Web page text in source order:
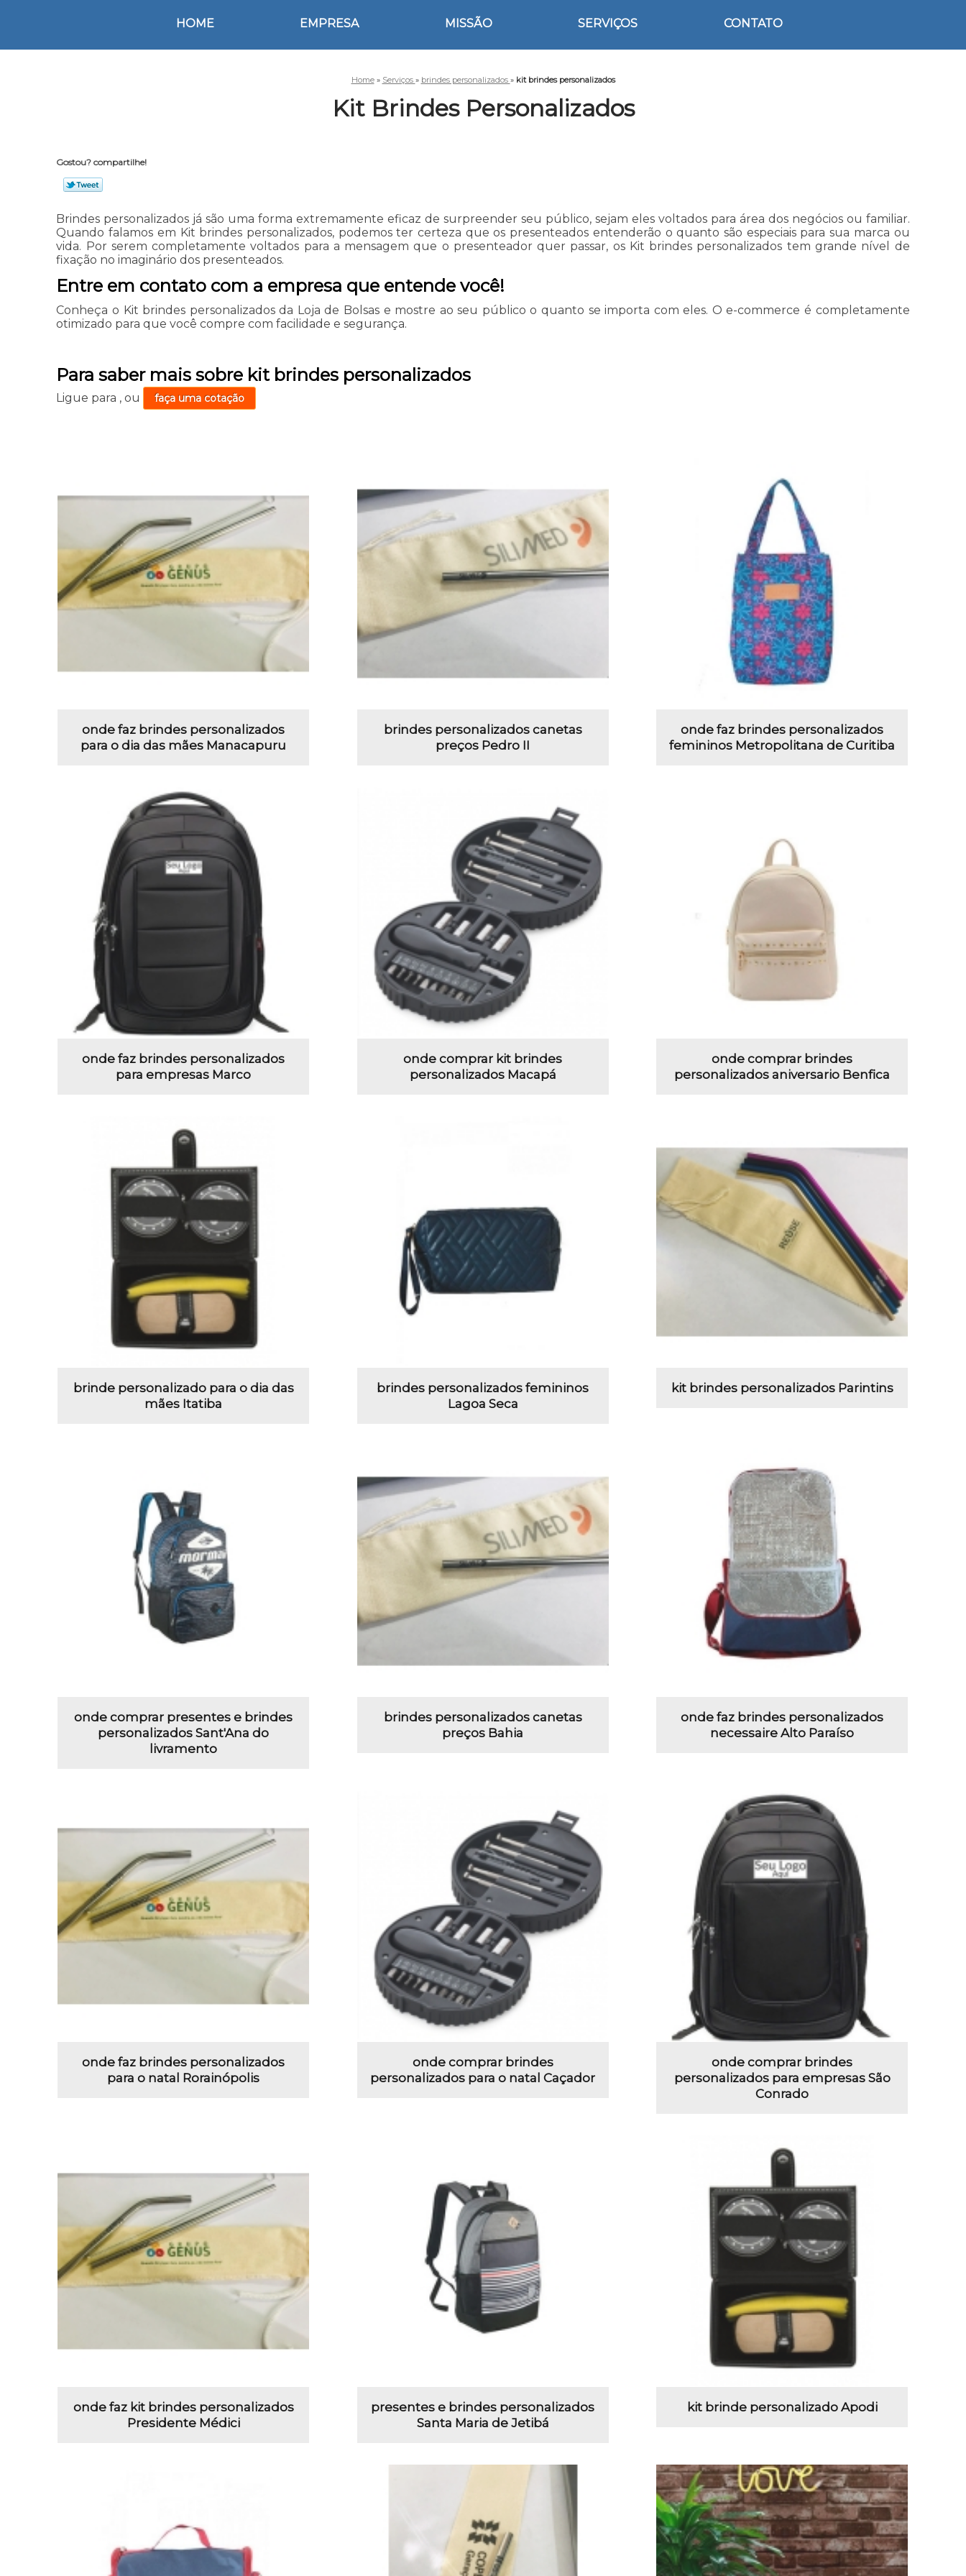
HOME EMPRESA MISSÃO SERVIÇOS CONTATO
Home » Serviços » brindes personalizados » kit brindes personalizados
Kit Brindes Personalizados
Gostou? compartilhe!
Brindes personalizados já são uma forma extremamente eficaz de surpreender seu público, sejam eles voltados para área dos negócios ou familiar.
Quando falamos em Kit brindes personalizados, podemos ter certeza que os presenteados entenderão o quanto são especiais para sua marca ou
vida. Por serem completamente voltados para a mensagem que o presenteador quer passar, os Kit brindes personalizados tem grande nível de
fixação no imaginário dos presenteados.
Entre em contato com a empresa que entende você!
Conheça o Kit brindes personalizados da Loja de Bolsas e mostre ao seu público o quanto se importa com eles. O e-commerce é completamente
otimizado para que você compre com facilidade e segurança.
Para saber mais sobre kit brindes personalizados
Ligue para ,ou faça uma cotação
onde faz brindes personalizados
para o dia das mães Manacapuru
brindes personalizados canetas
preços Pedro II
onde faz brindes personalizados
femininos Metropolitana de Curitiba
onde faz brindes personalizados
para empresas Marco
onde comprar kit brindes
personalizados Macapá
onde comprar brindes
personalizados aniversario Benfica
brinde personalizado para o dia das
mães Itatiba
brindes personalizados femininos
Lagoa Seca
kit brindes personalizados Parintins
onde comprar presentes e brindes
personalizados Sant'Ana do
livramento
brindes personalizados canetas
preços Bahia
onde faz brindes personalizados
necessaire Alto Paraíso
onde faz brindes personalizados
para o natal Rorainópolis
onde comprar brindes
personalizados para o natal Caçador
onde comprar brindes
personalizados para empresas São
Conrado
onde faz kit brindes personalizados
Presidente Médici
presentes e brindes personalizados
Santa Maria de Jetibá
kit brinde personalizado Apodi